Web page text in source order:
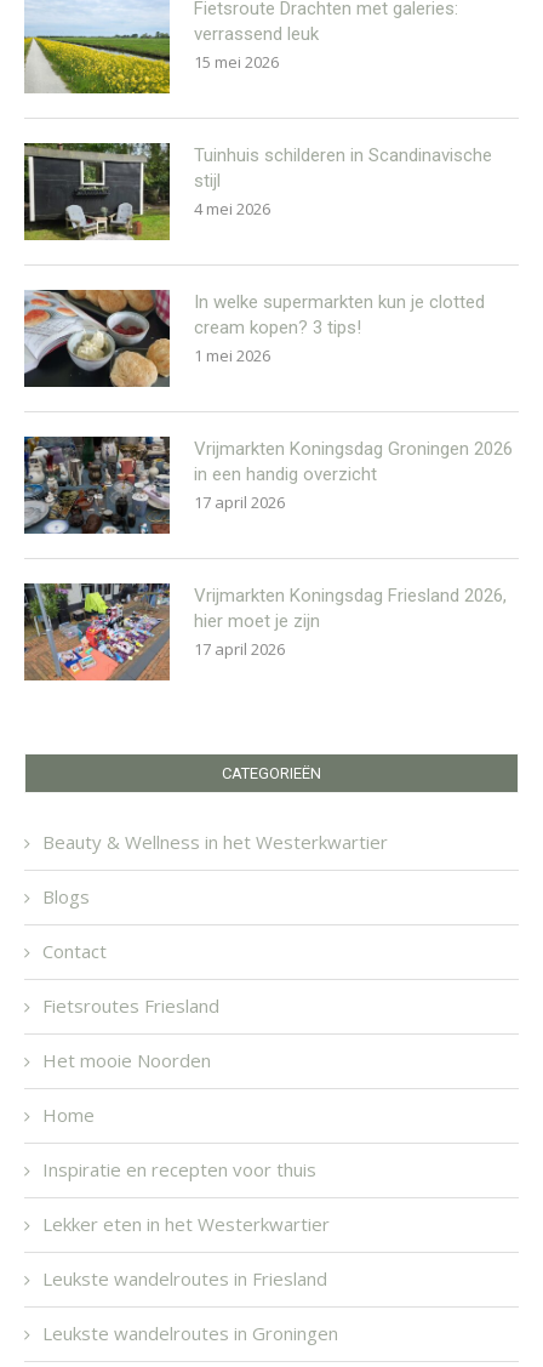
Fietsroute Drachten met galeries:
verrassend leuk
15 mei 2026
Tuinhuis schilderen in Scandinavische
stijl
4 mei 2026
In welke supermarkten kun je clotted
cream kopen? 3 tips!
1 mei 2026
Vrijmarkten Koningsdag Groningen 2026
in een handig overzicht
17 april 2026
Vrijmarkten Koningsdag Friesland 2026,
hier moet je zijn
17 april 2026
CATEGORIEËN
Beauty & Wellness in het Westerkwartier
Blogs
Contact
Fietsroutes Friesland
Het mooie Noorden
Home
Inspiratie en recepten voor thuis
Lekker eten in het Westerkwartier
Leukste wandelroutes in Friesland
Leukste wandelroutes in Groningen